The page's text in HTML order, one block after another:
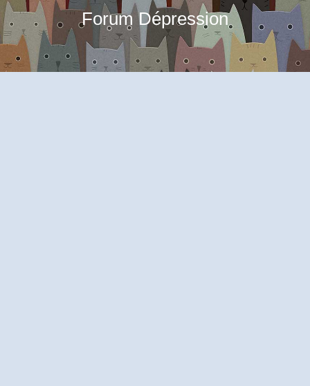
Forum Dépression